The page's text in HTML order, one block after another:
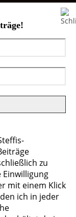
Sie
zu
Einwilligung
mit einem Klick
ich in jeder